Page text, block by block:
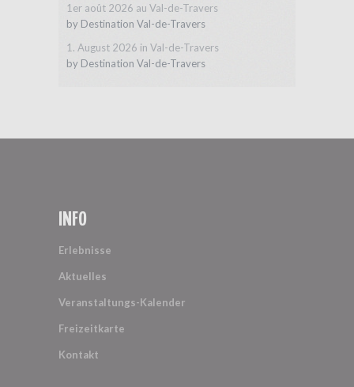
1er août 2026 au Val-de-Travers
by Destination Val-de-Travers
1. August 2026 in Val-de-Travers
by Destination Val-de-Travers
INFO
Erlebnisse
Aktuelles
Veranstaltungs-Kalender
Freizeitkarte
Kontakt